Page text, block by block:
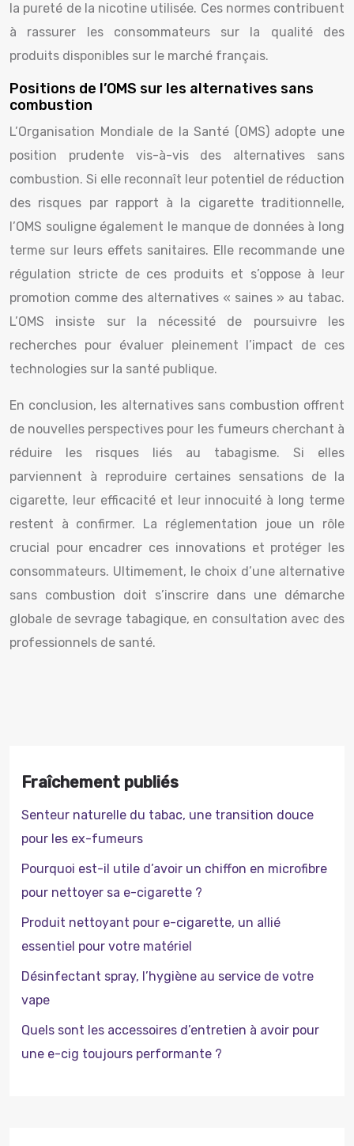
la pureté de la nicotine utilisée. Ces normes contribuent
à rassurer les consommateurs sur la qualité des
produits disponibles sur le marché français.
Positions de l’OMS sur les alternatives sans
combustion
L’Organisation Mondiale de la Santé (OMS) adopte une
position prudente vis-à-vis des alternatives sans
combustion. Si elle reconnaît leur potentiel de réduction
des risques par rapport à la cigarette traditionnelle,
l’OMS souligne également le manque de données à long
terme sur leurs effets sanitaires. Elle recommande une
régulation stricte de ces produits et s’oppose à leur
promotion comme des alternatives « saines » au tabac.
L’OMS insiste sur la nécessité de poursuivre les
recherches pour évaluer pleinement l’impact de ces
technologies sur la santé publique.
En conclusion, les alternatives sans combustion offrent
de nouvelles perspectives pour les fumeurs cherchant à
réduire les risques liés au tabagisme. Si elles
parviennent à reproduire certaines sensations de la
cigarette, leur efficacité et leur innocuité à long terme
restent à confirmer. La réglementation joue un rôle
crucial pour encadrer ces innovations et protéger les
consommateurs. Ultimement, le choix d’une alternative
sans combustion doit s’inscrire dans une démarche
globale de sevrage tabagique, en consultation avec des
professionnels de santé.
Fraîchement publiés
Senteur naturelle du tabac, une transition douce
pour les ex-fumeurs
Pourquoi est-il utile d’avoir un chiffon en microfibre
pour nettoyer sa e-cigarette ?
Produit nettoyant pour e-cigarette, un allié
essentiel pour votre matériel
Désinfectant spray, l’hygiène au service de votre
vape
Quels sont les accessoires d’entretien à avoir pour
une e-cig toujours performante ?